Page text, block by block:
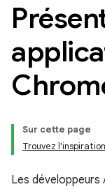
Sur cette page
Trouvez l'inspiration
Les développeurs